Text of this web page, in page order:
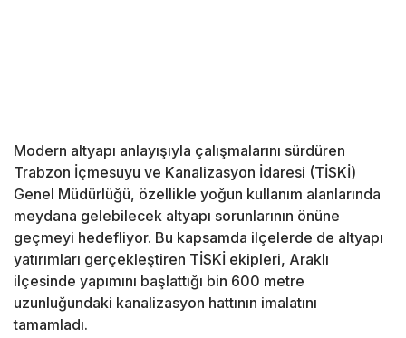
Modern altyapı anlayışıyla çalışmalarını sürdüren
Trabzon İçmesuyu ve Kanalizasyon İdaresi (TİSKİ)
Genel Müdürlüğü, özellikle yoğun kullanım alanlarında
meydana gelebilecek altyapı sorunlarının önüne
geçmeyi hedefliyor. Bu kapsamda ilçelerde de altyapı
yatırımları gerçekleştiren TİSKİ ekipleri, Araklı
ilçesinde yapımını başlattığı bin 600 metre
uzunluğundaki kanalizasyon hattının imalatını
tamamladı.